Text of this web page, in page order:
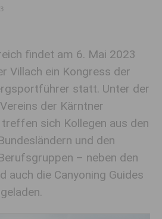
findet am 6. Mai 2023
Villach ein Kongress der
statt. Unter der
der Kärntner
sich Kollegen aus den
und den
– neben den
auch die Canyoning Guides